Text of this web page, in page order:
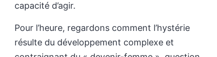
capacité d’agir.
Pour l’heure, regardons comment l’hystérie
résulte du développement complexe et